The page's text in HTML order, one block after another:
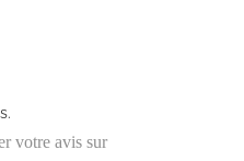
votre avis sur